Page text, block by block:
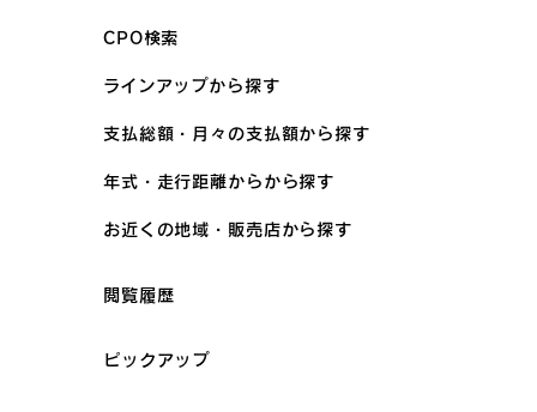
CPO検索
ラインアップから探す
支払総額・月々の支払額から探す
年式・走行距離からから探す
お近くの地域・販売店から探す
閲覧履歴
ピックアップ